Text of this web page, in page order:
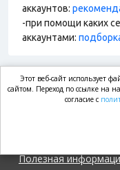
аккаунтов:
-при помощи каких
аккаунтами:
Полезная
Этот веб-сайт использует
сайтом. Переход по ссылке на
согласие с